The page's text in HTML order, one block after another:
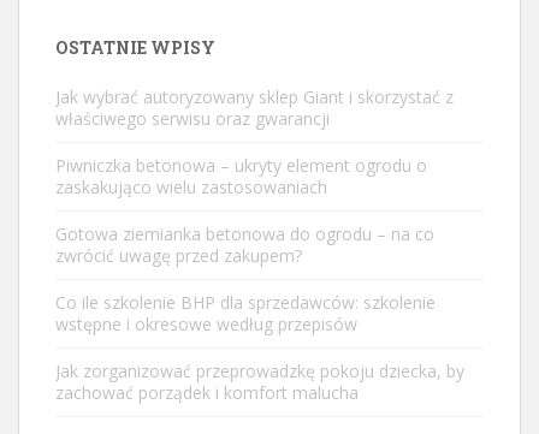
OSTATNIE WPISY
Jak wybrać autoryzowany sklep Giant i skorzystać z
właściwego serwisu oraz gwarancji
Piwniczka betonowa – ukryty element ogrodu o
zaskakująco wielu zastosowaniach
Gotowa ziemianka betonowa do ogrodu – na co
zwrócić uwagę przed zakupem?
Co ile szkolenie BHP dla sprzedawców: szkolenie
wstępne i okresowe według przepisów
Jak zorganizować przeprowadzkę pokoju dziecka, by
zachować porządek i komfort malucha